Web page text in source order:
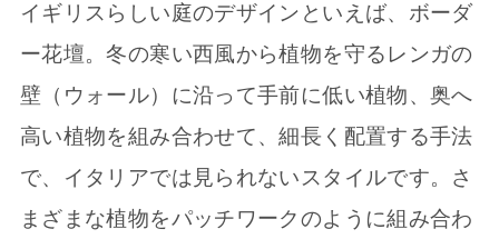
イギリスらしい庭のデザインといえば、ボーダ
ー花壇。冬の寒い西風から植物を守るレンガの
壁（ウォール）に沿って手前に低い植物、奥へ
高い植物を組み合わせて、細長く配置する手法
で、イタリアでは見られないスタイルです。さ
まざまな植物をパッチワークのように組み合わ